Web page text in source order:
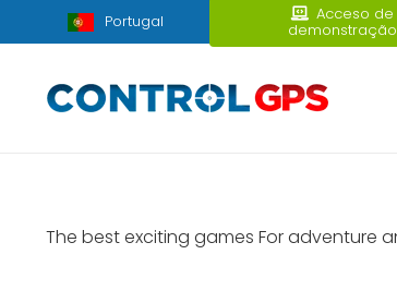
Portugal Acceso de
demonstração
The best exciting games For adventure